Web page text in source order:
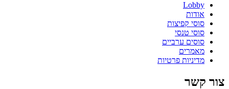
Lobby
אודות
סוסי קפיצות
סוסי טנסי
סוסים ערביים
מאמרים
מדיניות פרטיות
צור קשר